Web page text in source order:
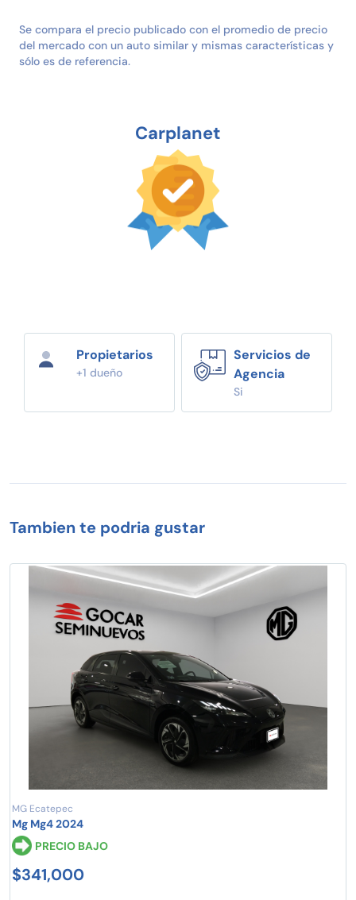
Se compara el precio publicado con el promedio de precio
del mercado con un auto similar y mismas características y
sólo es de referencia.
Carplanet
Propietarios
+1 dueño
Servicios de
Agencia
Si
Tambien te podria gustar
MG Ecatepec
Mg Mg4 2024
PRECIO BAJO
$341,000